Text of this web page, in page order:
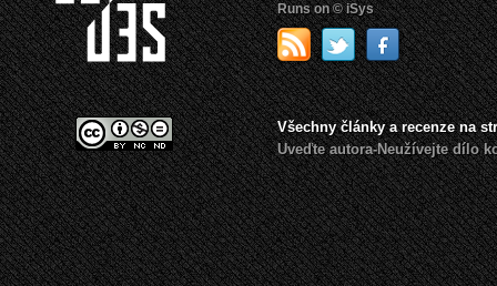
Runs on © iSys
Všechny články a recenze na
Uveďte autora-Neužívejte dílo